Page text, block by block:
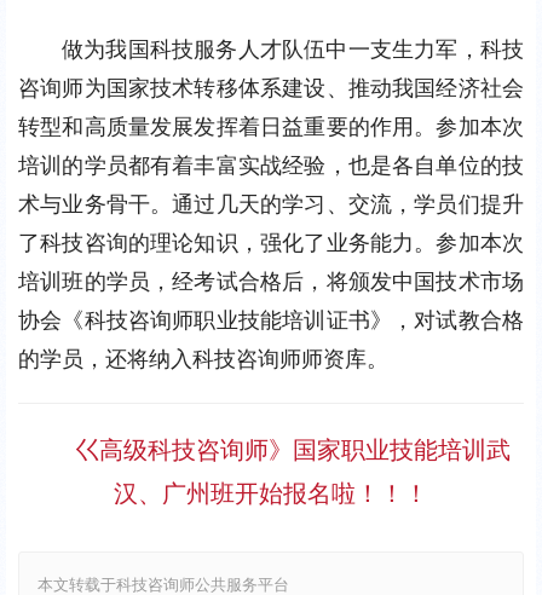
做为我国科技服务人才队伍中一支生力军，科技
咨询师为国家技术转移体系建设、推动我国经济社会
转型和高质量发展发挥着日益重要的作用。参加本次
培训的学员都有着丰富实战经验，也是各自单位的技
术与业务骨干。通过几天的学习、交流，学员们提升
了科技咨询的理论知识，强化了业务能力。参加本次
培训班的学员，经考试合格后，将颁发中国技术市场
协会《科技咨询师职业技能培训证书》，对试教合格
的学员，还将纳入科技咨询师师资库。
巜高级科技咨询师》国家职业技能培训武
汉、广州班开始报名啦！！！
本文转载于科技咨询师公共服务平台